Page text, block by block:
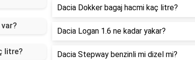
litre?
Dacia Dokker bagaj hacmi kaç litre?
Dacia Logan 1.6 ne kadar yakar?
Dacia Stepway benzinli mi dizel mi?